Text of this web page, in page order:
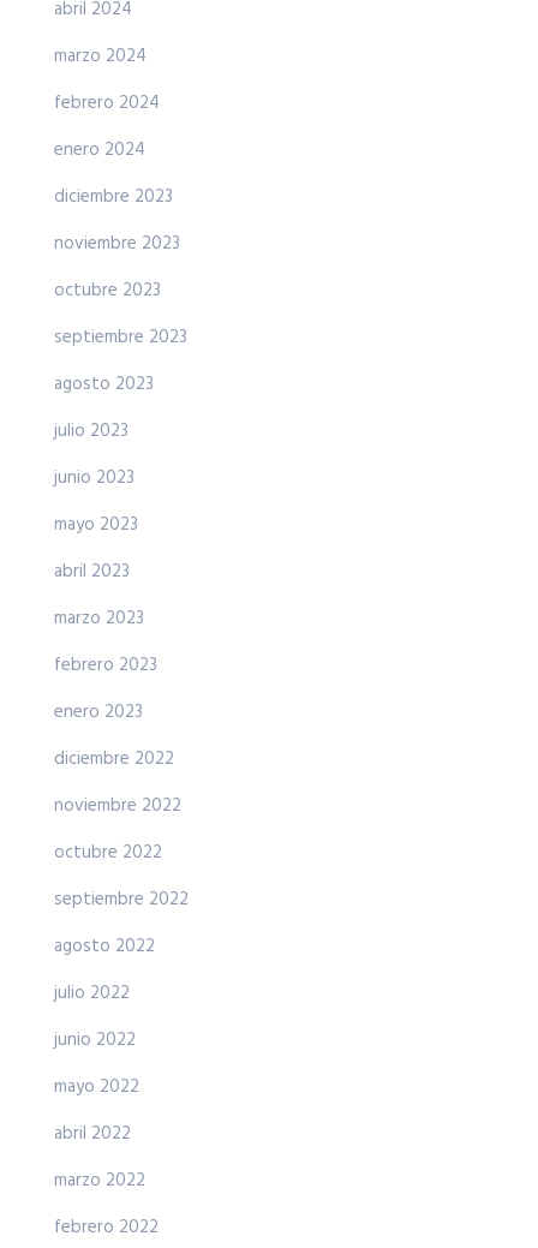
abril 2024
marzo 2024
febrero 2024
enero 2024
diciembre 2023
noviembre 2023
octubre 2023
septiembre 2023
agosto 2023
julio 2023
junio 2023
mayo 2023
abril 2023
marzo 2023
febrero 2023
enero 2023
diciembre 2022
noviembre 2022
octubre 2022
septiembre 2022
agosto 2022
julio 2022
junio 2022
mayo 2022
abril 2022
marzo 2022
febrero 2022